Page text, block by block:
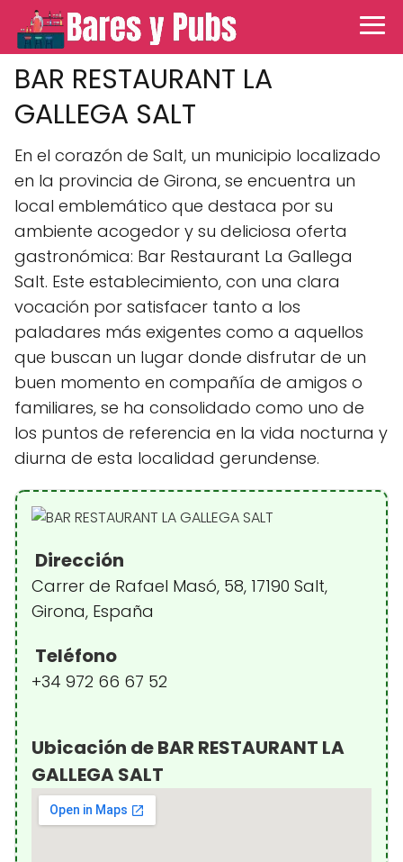
BAR RESTAURANT LA
GALLEGA SALT
En el corazón de Salt, un municipio localizado
en la provincia de Girona, se encuentra un
local emblemático que destaca por su
ambiente acogedor y su deliciosa oferta
gastronómica: Bar Restaurant La Gallega
Salt. Este establecimiento, con una clara
vocación por satisfacer tanto a los
paladares más exigentes como a aquellos
que buscan un lugar donde disfrutar de un
buen momento en compañía de amigos o
familiares, se ha consolidado como uno de
los puntos de referencia en la vida nocturna y
diurna de esta localidad gerundense.
Dirección
Carrer de Rafael Masó, 58, 17190 Salt,
Girona, España
Teléfono
+34 972 66 67 52
Ubicación de BAR RESTAURANT LA
GALLEGA SALT